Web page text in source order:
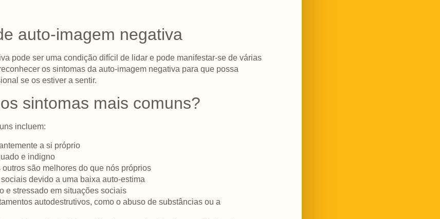
auto-imagem negativa
pode ser uma condição difícil de lidar e pode manifestar-se de várias
os sintomas da auto-imagem negativa para que possa
se os estiver a sentir.
sintomas mais comuns?
incluem:
a si próprio
e indigno
outros são melhores do que nós próprios
devido a uma baixa auto-estima
e stressado em situações sociais
autodestrutivos, como o abuso de substâncias ou a